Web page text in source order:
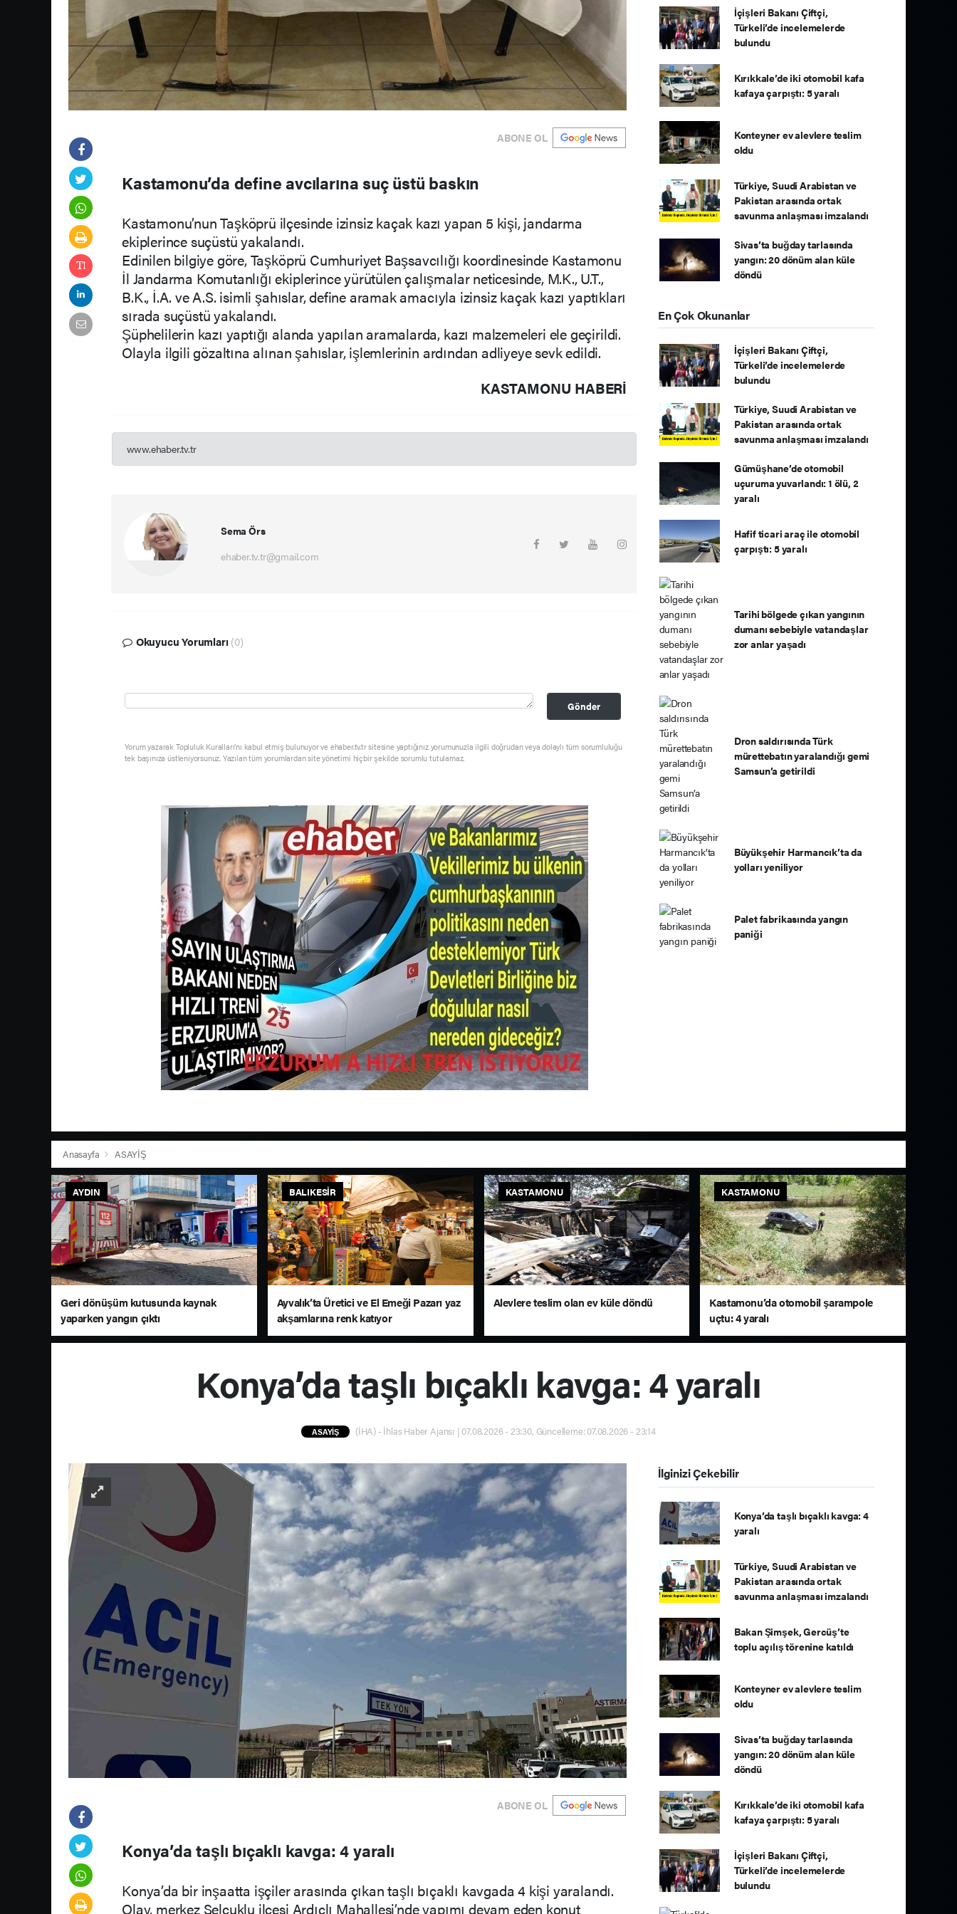
ABONE OL
Kastamonu’da define avcılarına suç üstü baskın
Kastamonu’nun Taşköprü ilçesinde izinsiz kaçak kazı yapan 5 kişi, jandarma
ekiplerince suçüstü yakalandı.
Edinilen bilgiye göre, Taşköprü Cumhuriyet Başsavcılığı koordinesinde Kastamonu
İl Jandarma Komutanlığı ekiplerince yürütülen çalışmalar neticesinde, M.K., U.T.,
B.K., İ.A. ve A.S. isimli şahıslar, define aramak amacıyla izinsiz kaçak kazı yaptıkları
sırada suçüstü yakalandı.
Şüphelilerin kazı yaptığı alanda yapılan aramalarda, kazı malzemeleri ele geçirildi.
Olayla ilgili gözaltına alınan şahıslar, işlemlerinin ardından adliyeye sevk edildi.
KASTAMONU HABERİ
www.ehaber.tv.tr
Sema Örs
ehaber.tv.tr@gmail.com
Okuyucu Yorumları (0)
Gönder
Yorum yazarak Topluluk Kuralları’nı kabul etmiş bulunuyor ve ehaber.tv.tr sitesine yaptığınız yorumunuzla ilgili doğrudan veya dolaylı tüm sorumluluğu
tek başınıza üstleniyorsunuz. Yazılan tüm yorumlardan site yönetimi hiçbir şekilde sorumlu tutulamaz.
İçişleri Bakanı Çiftçi,
Türkeli’de incelemelerde
bulundu
Kırıkkale’de iki otomobil kafa
kafaya çarpıştı: 5 yaralı
Konteyner ev alevlere teslim
oldu
Türkiye, Suudi Arabistan ve
Pakistan arasında ortak
savunma anlaşması imzalandı
Sivas’ta buğday tarlasında
yangın: 20 dönüm alan küle
döndü
En Çok Okunanlar
İçişleri Bakanı Çiftçi,
Türkeli’de incelemelerde
bulundu
Türkiye, Suudi Arabistan ve
Pakistan arasında ortak
savunma anlaşması imzalandı
Gümüşhane’de otomobil
uçuruma yuvarlandı: 1 ölü, 2
yaralı
Hafif ticari araç ile otomobil
çarpıştı: 5 yaralı
Tarihi bölgede çıkan yangının
dumanı sebebiyle vatandaşlar
zor anlar yaşadı
Dron saldırısında Türk
mürettebatın yaralandığı gemi
Samsun’a getirildi
Büyükşehir Harmancık’ta da
yolları yeniliyor
Palet fabrikasında yangın
paniği
Anasayfa ASAYİŞ
AYDIN
Geri dönüşüm kutusunda kaynak
yaparken yangın çıktı
BALIKESIR
Ayvalık’ta Üretici ve El Emeği Pazarı yaz
akşamlarına renk katıyor
KASTAMONU
Alevlere teslim olan ev küle döndü
KASTAMONU
Kastamonu’da otomobil şarampole
uçtu: 4 yaralı
Konya’da taşlı bıçaklı kavga: 4 yaralı
ASAYİŞ (İHA) - İhlas Haber Ajansı | 07.08.2026 - 23:30, Güncelleme: 07.08.2026 - 23:14
ABONE OL
Konya’da taşlı bıçaklı kavga: 4 yaralı
Konya’da bir inşaatta işçiler arasında çıkan taşlı bıçaklı kavgada 4 kişi yaralandı.
Olay, merkez Selçuklu ilçesi Ardıçlı Mahallesi’nde yapımı devam eden konut
İlginizi Çekebilir
Konya’da taşlı bıçaklı kavga: 4
yaralı
Türkiye, Suudi Arabistan ve
Pakistan arasında ortak
savunma anlaşması imzalandı
Bakan Şimşek, Gercüş’te
toplu açılış törenine katıldı
Konteyner ev alevlere teslim
oldu
Sivas’ta buğday tarlasında
yangın: 20 dönüm alan küle
döndü
Kırıkkale’de iki otomobil kafa
kafaya çarpıştı: 5 yaralı
İçişleri Bakanı Çiftçi,
Türkeli’de incelemelerde
bulundu